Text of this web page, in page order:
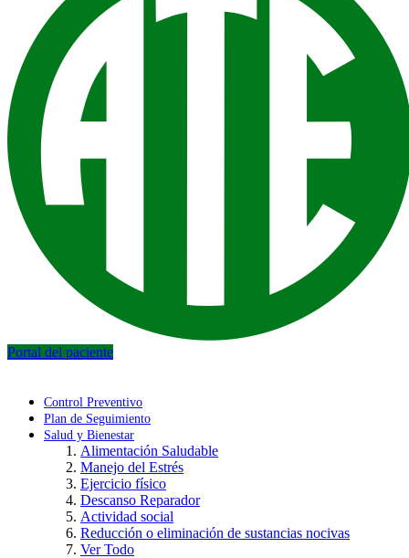
Portal del paciente
Control Preventivo
Plan de Seguimiento
Salud y Bienestar
Alimentación Saludable
Manejo del Estrés
Ejercicio físico
Descanso Reparador
Actividad social
Reducción o eliminación de sustancias nocivas
Ver Todo